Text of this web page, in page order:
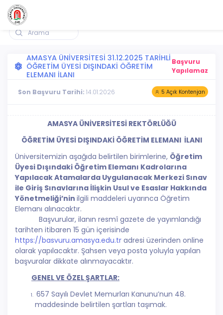
Amasya Üniversitesi BAŞVURU OTOMASYON SİSTEMİ
AMASYA ÜNİVERSİTESİ 31.12.2025 TARİHLİ
ÖĞRETİM ÜYESİ DIŞINDAKİ ÖĞRETİM
ELEMANI İLANI
Başvuru
Yapılamaz
Son Başvuru Tarihi: 14.01.2026 5 Açık Kontenjan
AMASYA ÜNİVERSİTESİ REKTÖRLÜĞÜ
ÖĞRETİM ÜYESİ DIŞINDAKİ ÖĞRETİM ELEMANI İLANI
Üniversitemizin aşağıda belirtilen birimlerine, Öğretim
Üyesi Dışındaki Öğretim Elemanı Kadrolarına
Yapılacak Atamalarda Uygulanacak Merkezi Sınav
ile Giriş Sınavlarına İlişkin Usul ve Esaslar Hakkında
Yönetmeliği’nin ilgili maddeleri uyarınca Öğretim
Elemanı alınacaktır.
Başvurular, ilanın resmî gazete de yayımlandığı
tarihten itibaren 15 gün içerisinde
https://basvuru.amasya.edu.tr adresi üzerinden online
olarak yapılacaktır. Şahsen veya posta yoluyla yapılan
başvuralar dikkate alınmayacaktır.
GENEL VE ÖZEL ŞARTLAR:
657 Sayılı Devlet Memurları Kanunu’nun 48.
maddesinde belirtilen şartları taşımak.